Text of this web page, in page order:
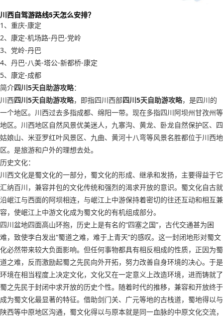
川西自驾游路线5天怎么安排？
1、重庆-康定
2、康定-机场路-丹巴-党岭
3、党岭-丹巴
4、丹巴-八美-塔公-新都桥-康定
5、康定-成都
简介四川5天自助游攻略：
川西四川5天自助游攻略，即指四川西部四川5天自助游攻略，是四川的
一个地区。川西过去多指成都、绵阳一带。现在多指四川阿坝州甘孜州等
地区。川西地区自然风景优美迷人，九寨沟、黄龙、卧龙自然保护区、四
姑娘山、米亚罗红叶风景区、九曲、黄河十八弯等风景名胜都位于川西地
区。是旅游和户外的理想去处。
历史文化：
川西文化是蜀文化的一部分，蜀文化的形成、继承和发扬，主要得益于它
汇纳百川，兼容并包的文化传统和强烈的渴求开放的意识。蜀文化自古就
沿岷江与西面的阿坝相连，与岷江上中游保持着密切的往还互动和相互兼
容，使岷江上中游文化成为蜀文化的有机组成部分。
四川盆地四面高山环抱，历史上是有名的“四塞之国”，古代交通甚为困
难，致使李白发出“蜀道之难，难于上青天”的感叹。这一封闭地形对蜀文
化必然带来较大负面影响。但任何事物都具有相反相成的性质，正因为蜀
道之难，反而激励起蜀之先民向外开拓，努力改善自身环境的决心。于是
环境在相当程度上决定文化，文化又在一定意义上改造环境，进而铸就了
蜀之先民于封闭中求开放的历史个性。随着时代的推移，兼容和开放终于
成为蜀文化最显著的特征。借助剑门关、广元等地的古栈道，蜀地得以与
陕西等中原地区沟通，蜀文化得以与原本就是同一血脉的中原文化交流，